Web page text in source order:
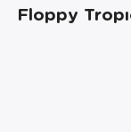
Floppy